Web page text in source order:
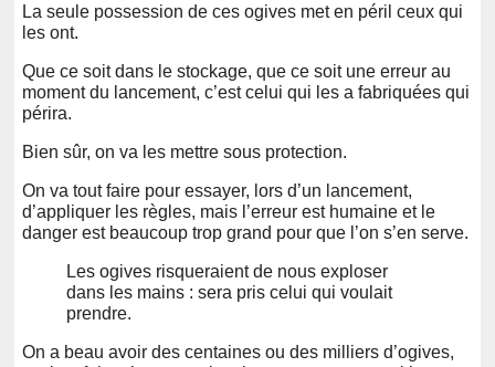
La seule possession de ces ogives met en péril ceux qui
les ont.
Que ce soit dans le stockage, que ce soit une erreur au
moment du lancement, c’est celui qui les a fabriquées qui
périra.
Bien sûr, on va les mettre sous protection.
On va tout faire pour essayer, lors d’un lancement,
d’appliquer les règles, mais l’erreur est humaine et le
danger est beaucoup trop grand pour que l’on s’en serve.
Les ogives risqueraient de nous exploser
dans les mains : sera pris celui qui voulait
prendre.
On a beau avoir des centaines ou des milliers d’ogives,